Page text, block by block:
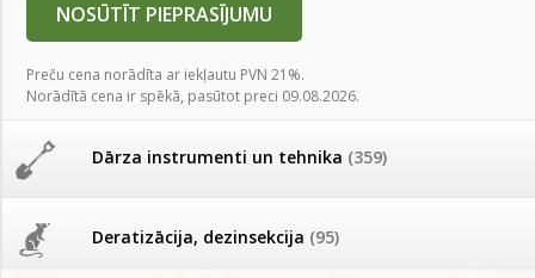
Pārklāji, plēves(173)
Dārza instrumenti un tehnika (359)
Deratizācija, dezinsekcija (95)
Tomātu sēklu katalogs
Tagad Vitrol GB arī 20kg
iepakojumā!
Tomātu diena 21.augustā
NOSŪTĪT PIEPRASĪJUMU
Preču cena norādīta ar iekļautu PVN 21%.
Norādītā cena ir spēkā, pasūtot preci 09.08.2026.